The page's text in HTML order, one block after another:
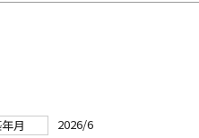
月
2026/6